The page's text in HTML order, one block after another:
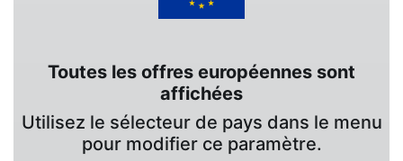
Toutes les offres européennes sont
affichées
Utilisez le sélecteur de pays dans le menu
pour modifier ce paramètre.